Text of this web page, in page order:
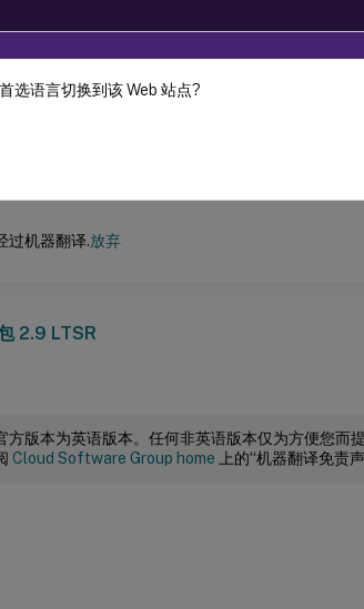
态翻译。
过机器翻译.放弃
2.9 LTSR
方版本为英语版本。任何非英语版本仅为方便您而
Cloud Software Group home 上的“机器翻译免责声
选语言切换到该 Web 站点?